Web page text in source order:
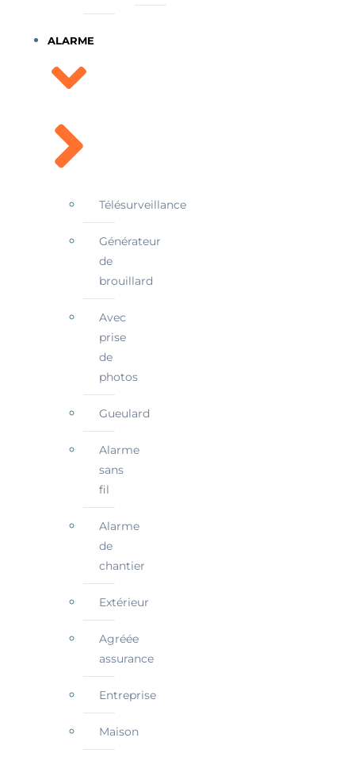
ALARME
Télésurveillance
Générateur
de
brouillard
Avec
prise
de
photos
Gueulard
Alarme
sans
fil
Alarme
de
chantier
Extérieur
Agréée
assurance
Entreprise
Maison